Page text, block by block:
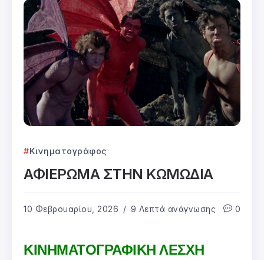
Κινηματογράφος
ΑΦΙΕΡΩΜΑ ΣΤΗΝ ΚΩΜΩΔΙΑ
10 Φεβρουαρίου, 2026 9 Λεπτά ανάγνωσης 0
ΚΙΝΗΜΑΤΟΓΡΑΦΙΚΗ ΛΕΣΧΗ